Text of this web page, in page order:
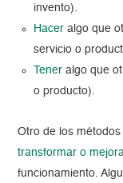
invento).
Hacer algo que
servicio o
Tener algo que
o producto).
Otro de los
transformar o
funcionamiento.